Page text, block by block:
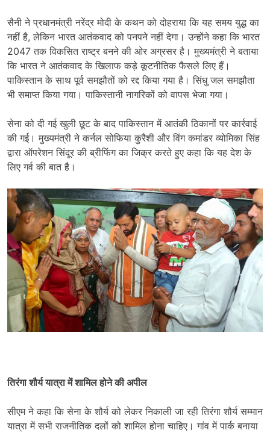
सैनी ने प्रधानमंत्री नरेंद्र मोदी के कथन को दोहराया कि यह समय युद्ध का
नहीं है, लेकिन भारत आतंकवाद को पनपने नहीं देगा। उन्होंने कहा कि भारत
2047 तक विकसित राष्ट्र बनने की ओर अग्रसर है। मुख्यमंत्री ने बताया
कि भारत ने आतंकवाद के खिलाफ कड़े कूटनीतिक फैसले लिए हैं।
पाकिस्तान के साथ पूर्व समझौतों को रद्द किया गया है। सिंधु जल समझौता
भी समाप्त किया गया। पाकिस्तानी नागरिकों को वापस भेजा गया।
सेना को दी गई खुली छूट के बाद पाकिस्तान में आतंकी ठिकानों पर कार्रवाई
की गई। मुख्यमंत्री ने कर्नल सोफिया कुरैशी और विंग कमांडर व्योमिका सिंह
द्वारा ऑपरेशन सिंदूर की ब्रीफिंग का जिक्र करते हुए कहा कि यह देश के
लिए गर्व की बात है।
तिरंगा शौर्य यात्रा में शामिल होने की अपील
सीएम ने कहा कि सेना के शौर्य को लेकर निकाली जा रही तिरंगा शौर्य सम्मान
यात्रा में सभी राजनीतिक दलों को शामिल होना चाहिए। गांव में पार्क बनाया